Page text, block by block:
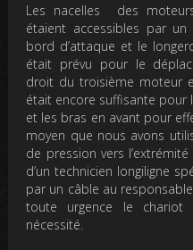
Les nacelles des
étaient accessibles par
bord d’attaque et le
était prévu pour le
droit du troisième moteur
était encore suffisante pour
et les bras en avant pour
moyen que nous avons
de pression vers
d’un technicien longiligne
par un câble au
toute urgence le
nécessité.